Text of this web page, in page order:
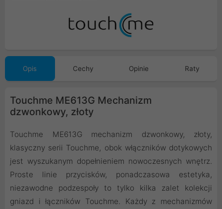
Opis Cechy Opinie Raty
Touchme ME613G Mechanizm
dzwonkowy, złoty
Touchme ME613G mechanizm dzwonkowy, złoty,
klasyczny serii Touchme, obok włączników dotykowych
jest wyszukanym dopełnieniem nowoczesnych wnętrz.
Proste linie przycisków, ponadczasowa estetyka,
niezawodne podzespoły to tylko kilka zalet kolekcji
gniazd i łączników Touchme. Każdy z mechanizmów